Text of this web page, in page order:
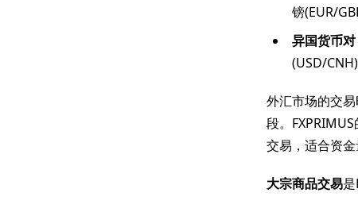
镑(EUR/
异国货币对
(USD/
外汇市场的交
段。
交易，适合资金
大宗商品交易是